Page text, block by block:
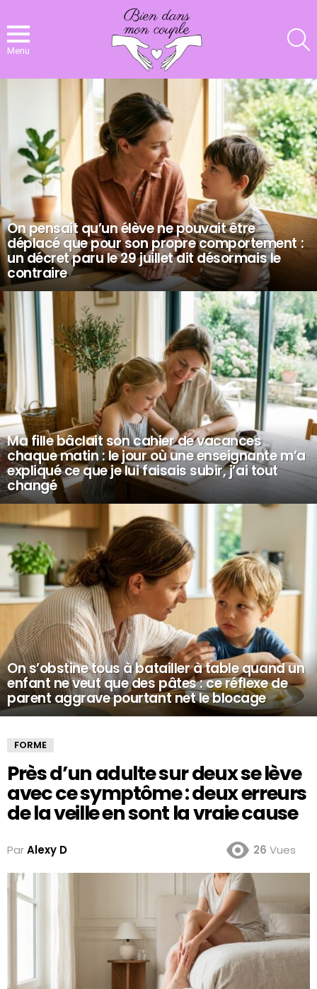
Menu
On pensait qu’un élève ne pouvait être
déplacé que pour son propre comportement :
un décret paru le 29 juillet dit désormais le
contraire
Ma fille bâclait son cahier de vacances
chaque matin : le jour où une enseignante m’a
expliqué ce que je lui faisais subir, j’ai tout
changé
On s’obstine tous à batailler à table quand un
enfant ne veut que des pâtes : ce réflexe de
parent aggrave pourtant net le blocage
FORME
Près d’un adulte sur deux se lève
avec ce symptôme : deux erreurs
de la veille en sont la vraie cause
ParAlexy D 26 Vues